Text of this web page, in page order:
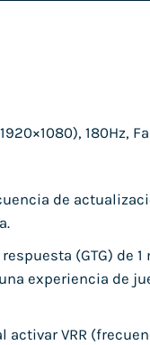
180Hz,
de
(GTG) de
experiencia de
activar VRR